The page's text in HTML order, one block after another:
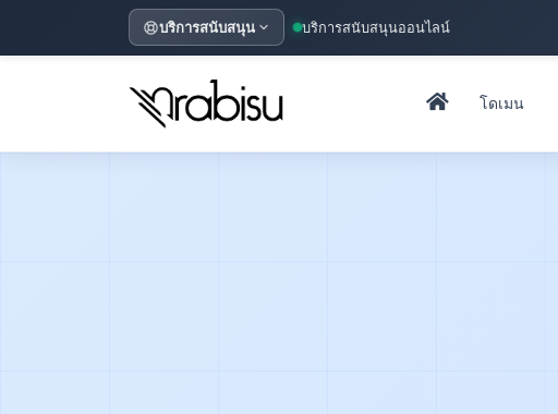
บริการสนับสนุน บริการสนับสนุนออนไลน์
โดเมน